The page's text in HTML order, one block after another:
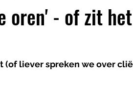
oren' - of zit
(of liever spreken we over